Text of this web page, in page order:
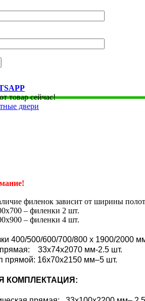
товар сейчас!
двери
филенок зависит от ширины
– филенки 2 шт.
– филенки 4 шт.
400/500/600/700/800 x 1900/2000
прямая: 33х74х2070 мм-2.5 шт.
прямой: 16х70х2150 мм–5 шт.
КОМПЛЕКТАЦИЯ: